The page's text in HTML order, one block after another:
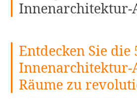
Innenarchitektur-
Entdecken Sie die
Innenarchitektur-
Räume zu